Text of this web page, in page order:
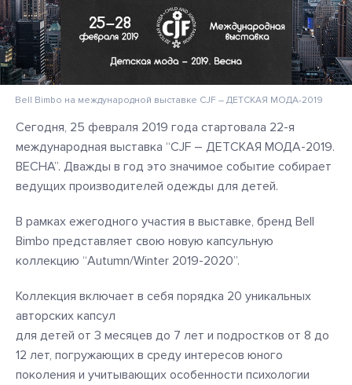
Bell Bimbo на международной выставке CJF – ДЕТСКАЯ МОДА-2019
Сегодня, 25 февраля 2019 года стартовала 22-я
международная выставка “CJF – ДЕТСКАЯ МОДА-2019.
ВЕСНА”. Дважды в год это значимое событие собирает
ведущих производителей одежды для детей.
В рамках ежегодного участия в выставке, бренд Bell
Bimbo представляет свою новую капсульную
коллекцию “Autumn/Winter 2019-2020”.
Коллекция включает в себя порядка 20 уникальных
авторских капсул
для детей от 3 месяцев до 7 лет и подростков от 8 до
12 лет, погружающих в среду интересов юного
поколения и учитывающих особенности психологии